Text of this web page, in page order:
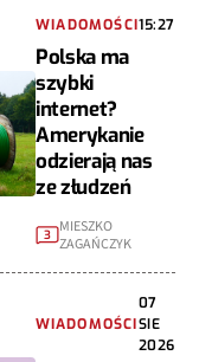
WIADOMOŚCI15:27
Polska ma
szybki
internet?
Amerykanie
odzierają nas
ze złudzeń
3
MIESZKO
ZAGAŃCZYK
WIADOMOŚCI
07
SIE
2026